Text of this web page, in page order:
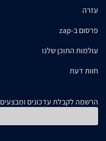
עזרה
פרסום ב-zap
עולמות התוכן שלנו
חוות דעת
הרשמה לקבלת עדכונים ומבצעים